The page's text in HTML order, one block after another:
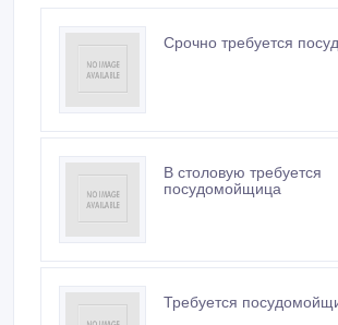
Срочно требуется
В столовую требуется
посудомойщица
Требуется